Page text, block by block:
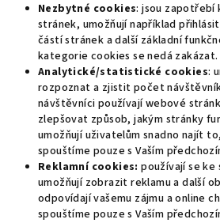
Nezbytné cookies: jsou zapotřebí
stránek, umožňují například
částí stránek a další základní
kategorie cookies se nedá zakázat.
Analytické/statistické cookies:
rozpoznat a zjistit počet
návštěvníci používají webové
zlepšovat způsob, jakým stránky
umožňují uživatelům snadno najít
spouštíme pouze s Vaším
Reklamní cookies: používají se
umožňují zobrazit reklamu a další
odpovídají vašemu zájmu a online
spouštíme pouze s Vaším